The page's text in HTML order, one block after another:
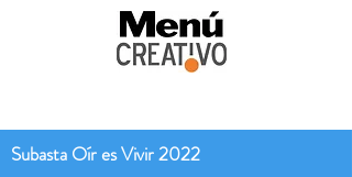
Subasta Oír es Vivir 2022